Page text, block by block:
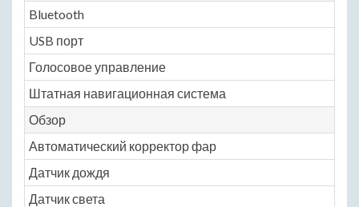
Bluetooth
USB порт
Голосовое управление
Штатная навигационная система
Обзор
Автоматический корректор фар
Датчик дождя
Датчик света